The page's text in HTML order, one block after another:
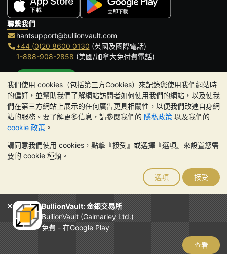
我們使用 cookies（包括第三方Cookies）來記錄您使用我們網站時
的偏好，並幫助我們了解網站訪問者如何使用我們的網站，以及使我
們在第三方網站上展示的任何廣告更具相關性，以便我們改進自身網
站的服務。要了解更多信息，請參閱我們的 隱私政策 以及我們的
cookie 政策 。
請同意我們使用 cookies，點擊『接受』或選擇『選項』來設置您需
要的 cookie 種類。
選項 接受
BullionVault: 金銀交易所
BullionVault (Galmarley Ltd.)
免費 - 在Google Play
查看
聯繫我們
hantsupport@bullionvault.com
+44 (0)20 8600 0130 (英國及國際電話)
1-888-908-2858 (美國/加拿大免付費電話)
辦公時間:
9am to 8:30pm (英國時間), 周一至周五
Galmarley Ltd T/A BullionVault
3 Shortlands (7th Floor)
London
W6 8DA
貴金屬的價值可能下跌也可能上漲。歷史趨勢不能保證未來
的價格走勢。BullionVault 網站及其任何通訊中的任何內容均不構成
投資建議。您應該考慮尋求專業建議，以確定投資並持有金條是否適
合您。
Galmarley Ltd，以 BullionVault 名義進行交易，在英格蘭和威爾斯
註冊，註冊號碼：4943684
BullionVault Ltd © 2026